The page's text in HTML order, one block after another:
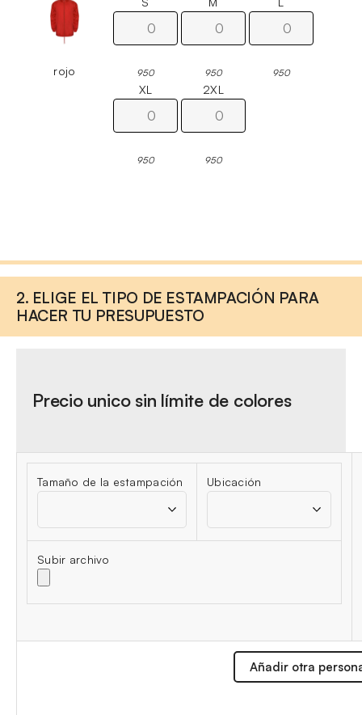
rojo 950 950 950
XL
950
2XL
950
2. ELIGE EL TIPO DE ESTAMPACIÓN PARA
HACER TU PRESUPUESTO
Precio unico sin límite de colores
Tamaño de la estampación Ubicación
Subir archivo
Añadir otra